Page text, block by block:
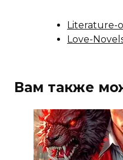
Literature-
Love-
Вам также